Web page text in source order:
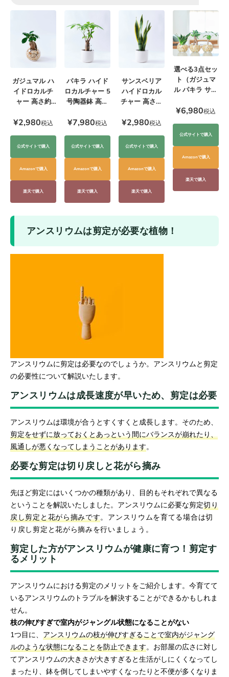
ガジュマル ハ
イドロカルチ
ャー 高さ約
¥2,980税込
公式サイトで購入
Amazonで購入
楽天で購入
パキラ ハイド
ロカルチャー 5
号陶器鉢 高さ
¥7,980税込
公式サイトで購入
Amazonで購入
楽天で購入
サンスベリア
ハイドロカル
チャー 高さ約
¥2,980税込
公式サイトで購入
Amazonで購入
楽天で購入
選べる3点セッ
ト（ガジュマ
ル パキラ サン
¥6,980税込
公式サイトで購入
Amazonで購入
楽天で購入
アンスリウムは剪定が必要な植物！
アンスリウムに剪定は必要なのでしょうか。アンスリウムと剪定
の必要性について解説いたします。
アンスリウムは成長速度が早いため、剪定は必要
アンスリウムは環境が合うとすくすくと成長します。そのため、
剪定をせずに放っておくとあっという間にバランスが崩れたり、
風通しが悪くなってしまうことがあります。
必要な剪定は切り戻しと花がら摘み
先ほど剪定にはいくつかの種類があり、目的もそれぞれで異なる
ということを解説いたしました。アンスリウムに必要な剪定切り
戻し剪定と花がら摘みです。アンスリウムを育てる場合は切
り戻し剪定と花がら摘みを行いましょう。
剪定した方がアンスリウムが健康に育つ！剪定す
るメリット
アンスリウムにおける剪定のメリットをご紹介します。今育てて
いるアンスリウムのトラブルを解決することができるかもしれま
せん。
枝の伸びすぎで室内がジャングル状態になることがない
1つ目に、 アンスリウムの枝が伸びすぎることで室内がジャング
ルのような状態になることを防止できます。お部屋の広さに対し
てアンスリウムの大きさが大きすぎると生活がしにくくなってし
まったり、鉢を倒してしまいやすくなったりと不便が多くなりま